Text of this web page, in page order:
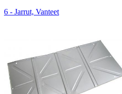
6 - Jarrut, Vanteet